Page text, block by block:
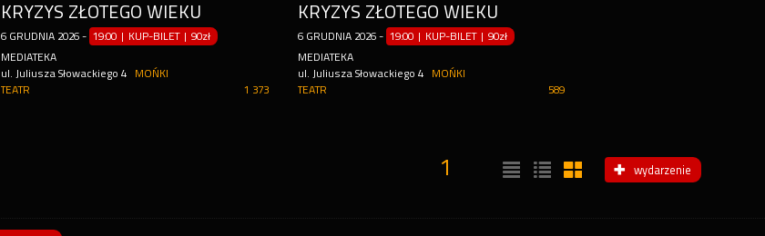
KRYZYS ZŁOTEGO WIEKU
6 GRUDNIA 2026 - 19:00 | KUP-BILET |90zł
MEDIATEKA
ul. Juliusza Słowackiego 4
MOŃKI
1 373
TEATR
KRYZYS ZŁOTEGO WIEKU
6 GRUDNIA 2026 - 19:00 | KUP-BILET | 90zł
MEDIATEKA
ul. Juliusza Słowackiego 4
MOŃKI
589
TEATR
wydarzenie
1